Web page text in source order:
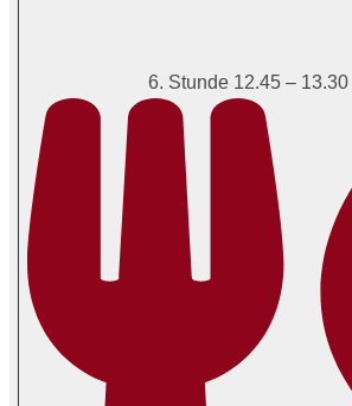
6. Stunde 12.45 – 13.30